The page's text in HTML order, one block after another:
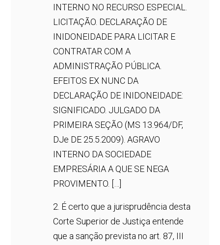
INTERNO NO RECURSO ESPECIAL.
LICITAÇÃO. DECLARAÇÃO DE
INIDONEIDADE PARA LICITAR E
CONTRATAR COM A
ADMINISTRAÇÃO PÚBLICA.
EFEITOS EX NUNC DA
DECLARAÇÃO DE INIDONEIDADE:
SIGNIFICADO. JULGADO DA
PRIMEIRA SEÇÃO (MS 13.964/DF,
DJe DE 25.5.2009). AGRAVO
INTERNO DA SOCIEDADE
EMPRESÁRIA A QUE SE NEGA
PROVIMENTO. […]
2. É certo que a jurisprudência desta
Corte Superior de Justiça entende
que a sanção prevista no art. 87, III